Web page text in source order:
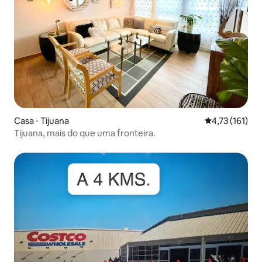
Casa ⋅ Tijuana 4,73 de uma
4,73 (161)
Tijuana, mais do que uma fronteira.